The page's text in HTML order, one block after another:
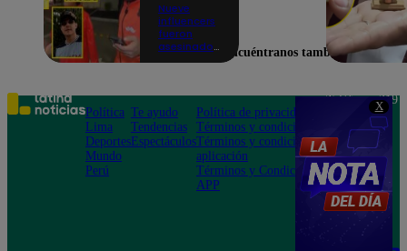
X
Nueve
influencers
fueron
asesinados
el Cártel de
Sinaloa
Encuéntranos también en
Política
Lima
Deportes
Mundo
Perú
Te ayudo
Tendencias
Espectáculos
Política de privacidad
Términos y condiciones
Términos y condiciones
aplicación
Términos y Condiciones
APP
Teléfono: 219
Av. San
Felipe 968
Jesús María